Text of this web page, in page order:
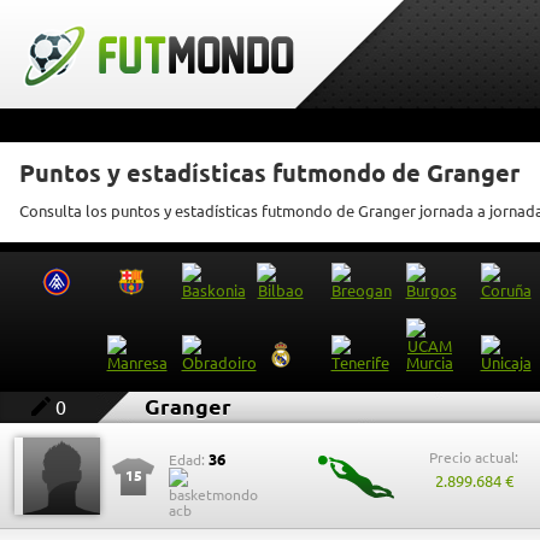
Puntos y estadísticas futmondo de Granger
Consulta los puntos y estadísticas futmondo de Granger jornada a
0 Granger
15
Edad: 36 Precio actual:
2.899.684 €